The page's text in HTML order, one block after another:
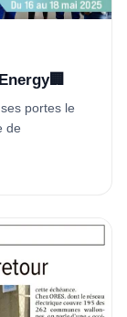
portes le
de